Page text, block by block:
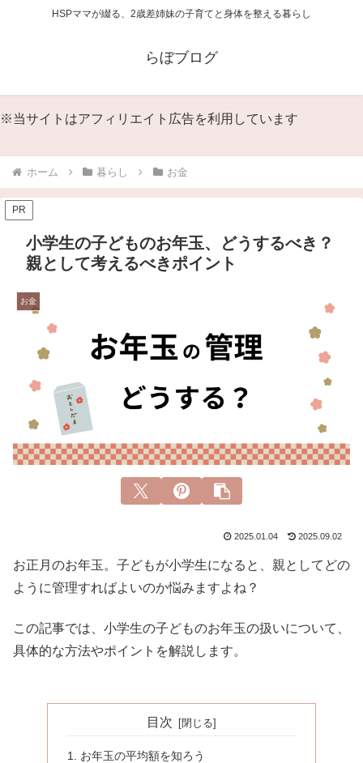
HSPママが綴る、2歳差姉妹の子育てと身体を整える暮らし
らぼブログ
※当サイトはアフィリエイト広告を利用しています
ホーム 暮らし お金
PR
小学生の子どものお年玉、どうするべき？
親として考えるべきポイント
お金
2025.01.04 2025.09.02
お正月のお年玉。子どもが小学生になると、親としてどの
ように管理すればよいのか悩みますよね？
この記事では、小学生の子どものお年玉の扱いについて、
具体的な方法やポイントを解説します。
目次
お年玉の平均額を知ろう